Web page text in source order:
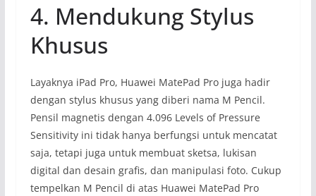
4. Mendukung Stylus
Khusus
Layaknya iPad Pro, Huawei MatePad Pro juga hadir
dengan stylus khusus yang diberi nama M Pencil.
Pensil magnetis dengan 4.096 Levels of Pressure
Sensitivity ini tidak hanya berfungsi untuk mencatat
saja, tetapi juga untuk membuat sketsa, lukisan
digital dan desain grafis, dan manipulasi foto. Cukup
tempelkan M Pencil di atas Huawei MatePad Pro